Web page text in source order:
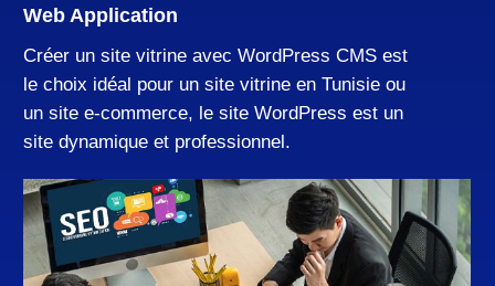
Web Application
Créer un site vitrine avec WordPress CMS est
le choix idéal pour un site vitrine en Tunisie ou
un site e-commerce, le site WordPress est un
site dynamique et professionnel.
more